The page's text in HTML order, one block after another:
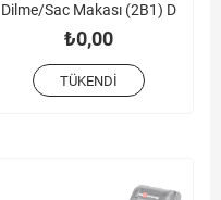
Dilme/Sac Makası (2B1) D
₺0,00
TÜKENDI